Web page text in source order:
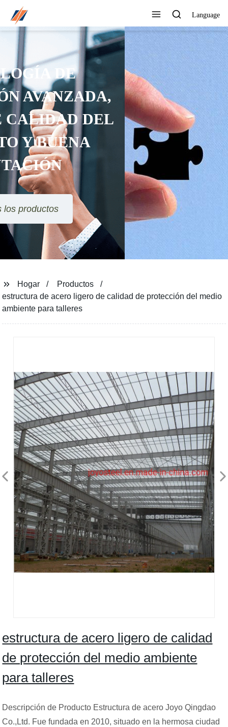
Language
PUEDE PERSONALIZAR
DIFERENTES DISEÑOS Y
ESTILOS
Ver todos los productos
Hogar
Productos
estructura de acero ligero de calidad de protección del medio
ambiente para talleres
estructura de acero ligero de calidad
de protección del medio ambiente
para talleres
Descripción de Producto Estructura de acero Joyo Qingdao
Co.,Ltd. Fue fundada en 2010, situado en la hermosa ciudad